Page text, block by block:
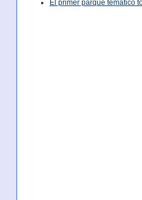
El primer parque temático